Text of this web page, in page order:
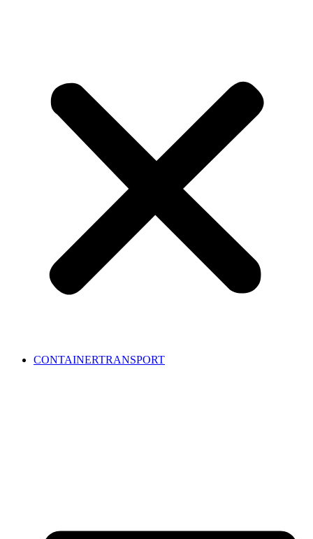
CONTAINERTRANSPORT